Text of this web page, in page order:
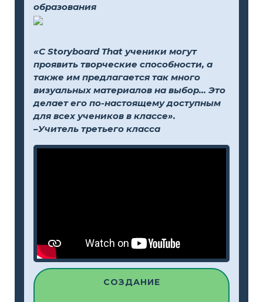
образования
«С Storyboard That ученики могут
проявить творческие способности, а
также им предлагается так много
визуальных материалов на выбор... Это
делает его по-настоящему доступным
для всех учеников в классе».
–Учитель третьего класса
СОЗДАНИЕ